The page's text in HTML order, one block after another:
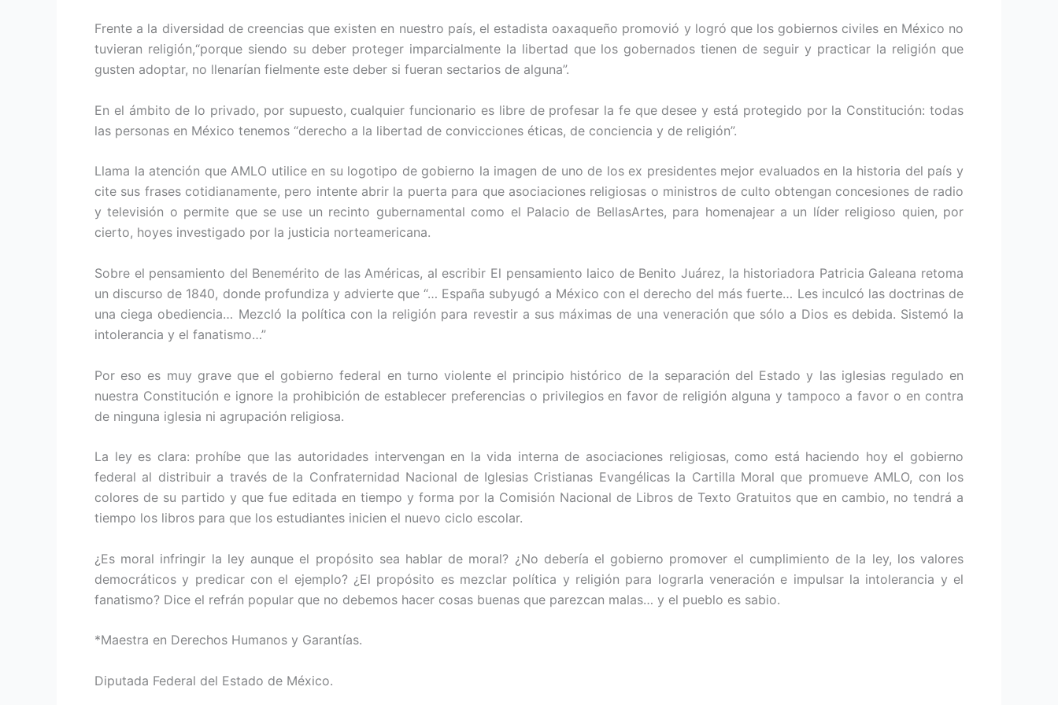
Frente a la diversidad de creencias que existen en nuestro país, el estadista oaxaqueño promovió y logró que los gobiernos civiles en México no
tuvieran religión,“porque siendo su deber proteger imparcialmente la libertad que los gobernados tienen de seguir y practicar la religión que
gusten adoptar, no llenarían fielmente este deber si fueran sectarios de alguna”.
En el ámbito de lo privado, por supuesto, cualquier funcionario es libre de profesar la fe que desee y está protegido por la Constitución: todas
las personas en México tenemos “derecho a la libertad de convicciones éticas, de conciencia y de religión”.
Llama la atención que AMLO utilice en su logotipo de gobierno la imagen de uno de los ex presidentes mejor evaluados en la historia del país y
cite sus frases cotidianamente, pero intente abrir la puerta para que asociaciones religiosas o ministros de culto obtengan concesiones de radio
y televisión o permite que se use un recinto gubernamental como el Palacio de BellasArtes, para homenajear a un líder religioso quien, por
cierto, hoyes investigado por la justicia norteamericana.
Sobre el pensamiento del Benemérito de las Américas, al escribir El pensamiento laico de Benito Juárez, la historiadora Patricia Galeana retoma
un discurso de 1840, donde profundiza y advierte que “… España subyugó a México con el derecho del más fuerte… Les inculcó las doctrinas de
una ciega obediencia… Mezcló la política con la religión para revestir a sus máximas de una veneración que sólo a Dios es debida. Sistemó la
intolerancia y el fanatismo…”
Por eso es muy grave que el gobierno federal en turno violente el principio histórico de la separación del Estado y las iglesias regulado en
nuestra Constitución e ignore la prohibición de establecer preferencias o privilegios en favor de religión alguna y tampoco a favor o en contra
de ninguna iglesia ni agrupación religiosa.
La ley es clara: prohíbe que las autoridades intervengan en la vida interna de asociaciones religiosas, como está haciendo hoy el gobierno
federal al distribuir a través de la Confraternidad Nacional de Iglesias Cristianas Evangélicas la Cartilla Moral que promueve AMLO, con los
colores de su partido y que fue editada en tiempo y forma por la Comisión Nacional de Libros de Texto Gratuitos que en cambio, no tendrá a
tiempo los libros para que los estudiantes inicien el nuevo ciclo escolar.
¿Es moral infringir la ley aunque el propósito sea hablar de moral? ¿No debería el gobierno promover el cumplimiento de la ley, los valores
democráticos y predicar con el ejemplo? ¿El propósito es mezclar política y religión para lograrla veneración e impulsar la intolerancia y el
fanatismo? Dice el refrán popular que no debemos hacer cosas buenas que parezcan malas… y el pueblo es sabio.
*Maestra en Derechos Humanos y Garantías.
Diputada Federal del Estado de México.